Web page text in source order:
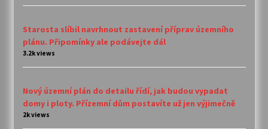
Starosta slíbil navrhnout zastavení příprav územního
plánu. Připomínky ale podávejte dál
3.2k views
Nový územní plán do detailu řídí, jak budou vypadat
domy i ploty. Přízemní dům postavíte už jen výjimečně
2k views